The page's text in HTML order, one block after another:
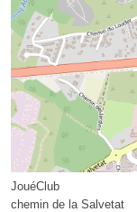
JouéClub
chemin de la Salvetat